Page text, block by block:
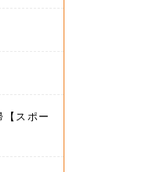
【スポー